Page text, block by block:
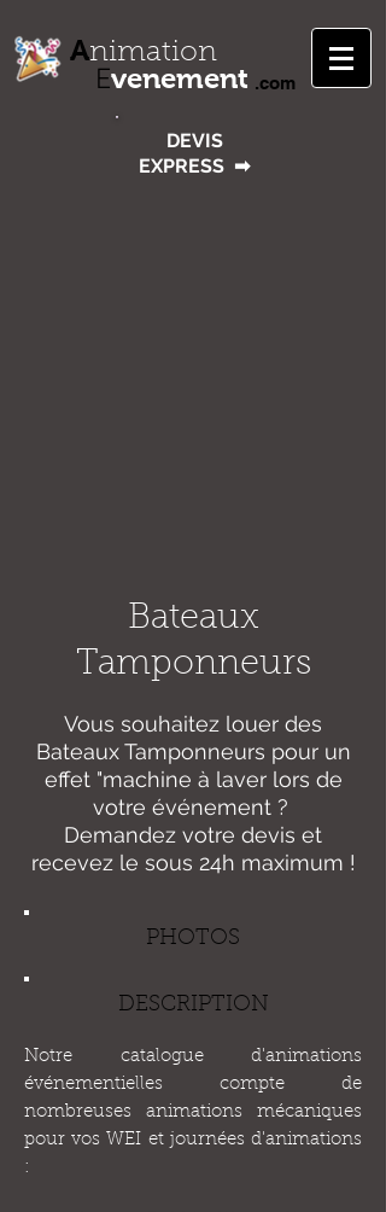
Animation
.com
Evenement
DEVIS
EXPRESS ➡
Bateaux
Tamponneurs
Vous souhaitez louer des
Bateaux Tamponneurs pour un
effet "machine à laver lors de
votre événement ?
Demandez votre devis et
recevez le sous 24h maximum !
PHOTOS
DESCRIPTION
Notre catalogue d'animations
événementielles compte de
nombreuses animations mécaniques
pour vos WEI et journées d'animations
: